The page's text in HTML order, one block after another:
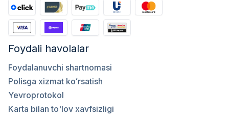
Foydali havolalar
Foydalanuvchi shartnomasi
Polisga xizmat koʻrsatish
Yevroprotokol
Karta bilan to'lov xavfsizligi